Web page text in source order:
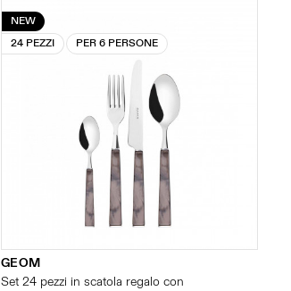
NEW
24 PEZZI
PER 6 PERSONE
GEOM
Set 24 pezzi in scatola regalo con